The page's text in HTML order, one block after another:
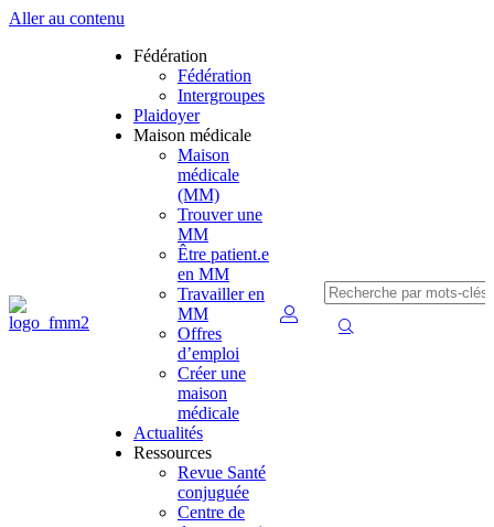
Aller au contenu
Fédération
Fédération
Intergroupes
Plaidoyer
Maison médicale
Maison
médicale
(MM)
Trouver une
MM
Être patient.e
en MM
Travailler en
MM
Offres
d’emploi
Créer une
maison
médicale
Actualités
Ressources
Revue Santé
conjuguée
Centre de